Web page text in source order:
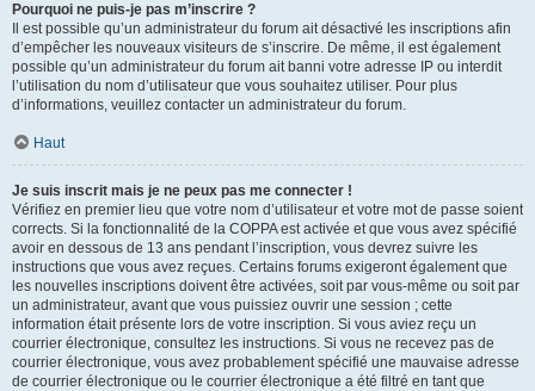
Pourquoi ne puis-je pas m’inscrire ?
Il est possible qu’un administrateur du forum ait désactivé les inscriptions afin
d’empêcher les nouveaux visiteurs de s’inscrire. De même, il est également
possible qu’un administrateur du forum ait banni votre adresse IP ou interdit
l’utilisation du nom d’utilisateur que vous souhaitez utiliser. Pour plus
d’informations, veuillez contacter un administrateur du forum.
Haut
Je suis inscrit mais je ne peux pas me connecter !
Vérifiez en premier lieu que votre nom d’utilisateur et votre mot de passe soient
corrects. Si la fonctionnalité de la COPPA est activée et que vous avez spécifié
avoir en dessous de 13 ans pendant l’inscription, vous devrez suivre les
instructions que vous avez reçues. Certains forums exigeront également que
les nouvelles inscriptions doivent être activées, soit par vous-même ou soit par
un administrateur, avant que vous puissiez ouvrir une session ; cette
information était présente lors de votre inscription. Si vous aviez reçu un
courrier électronique, consultez les instructions. Si vous ne recevez pas de
courrier électronique, vous avez probablement spécifié une mauvaise adresse
de courrier électronique ou le courrier électronique a été filtré en tant que